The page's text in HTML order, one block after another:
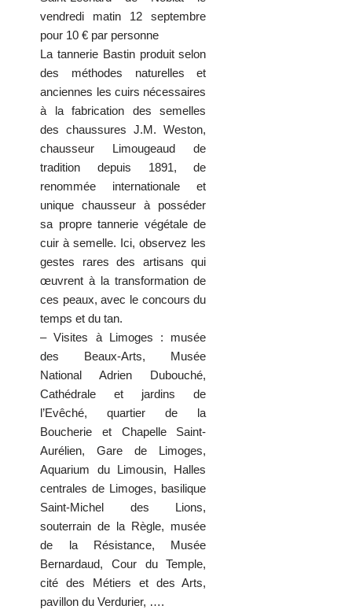
vendredi matin 12 septembre
pour 10 € par personne
La tannerie Bastin produit selon
des méthodes naturelles et
anciennes les cuirs nécessaires
à la fabrication des semelles
des chaussures J.M. Weston,
chausseur Limougeaud de
tradition depuis 1891, de
renommée internationale et
unique chausseur à posséder
sa propre tannerie végétale de
cuir à semelle. Ici, observez les
gestes rares des artisans qui
œuvrent à la transformation de
ces peaux, avec le concours du
temps et du tan.
– Visites à Limoges : musée
des Beaux-Arts, Musée
National Adrien Dubouché,
Cathédrale et jardins de
l’Evêché, quartier de la
Boucherie et Chapelle Saint-
Aurélien, Gare de Limoges,
Aquarium du Limousin, Halles
centrales de Limoges, basilique
Saint-Michel des Lions,
souterrain de la Règle, musée
de la Résistance, Musée
Bernardaud, Cour du Temple,
cité des Métiers et des Arts,
pavillon du Verdurier, ….